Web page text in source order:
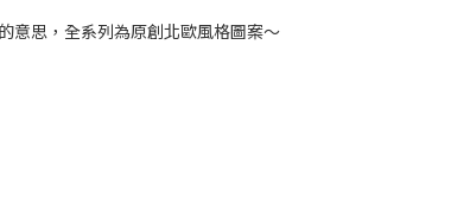
意思，全系列為原創北歐風格圖案～